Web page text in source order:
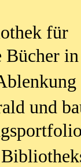
für
Bücher
und